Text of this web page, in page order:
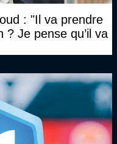
: "Il va prendre
Je pense qu’il va